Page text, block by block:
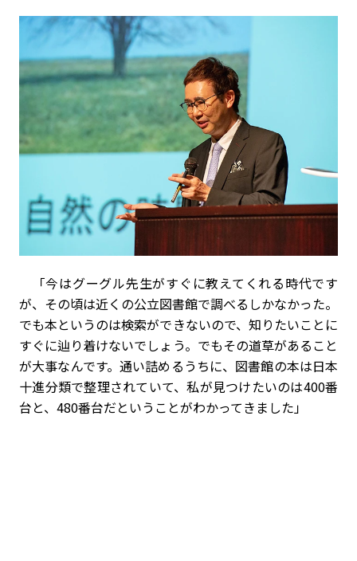
「今はグーグル先生がすぐに教えてくれる時代です
が、その頃は近くの公立図書館で調べるしかなかった。
でも本というのは検索ができないので、知りたいことに
すぐに辿り着けないでしょう。でもその道草があること
が大事なんです。通い詰めるうちに、図書館の本は日本
十進分類で整理されていて、私が見つけたいのは400番
台と、480番台だということがわかってきました」